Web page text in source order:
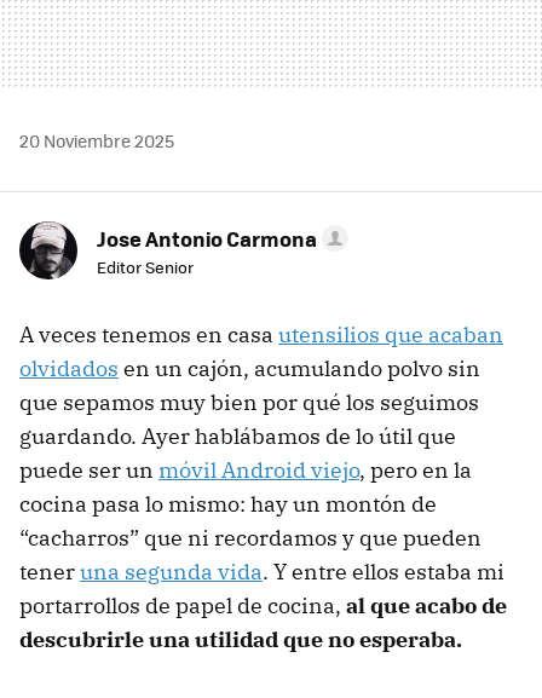
20 Noviembre 2025
Jose Antonio Carmona
Editor Senior
A veces tenemos en casa utensilios que acaban
olvidados en un cajón, acumulando polvo sin
que sepamos muy bien por qué los seguimos
guardando. Ayer hablábamos de lo útil que
puede ser un móvil Android viejo, pero en la
cocina pasa lo mismo: hay un montón de
“cacharros” que ni recordamos y que pueden
teneruna segunda vida. Y entre ellos estaba mi
portarrollos de papel de cocina, al que acabo de
descubrirle una utilidad que no esperaba.